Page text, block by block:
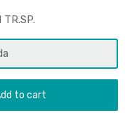
to cart